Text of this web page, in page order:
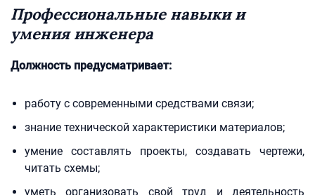
Профессиональные навыки и
умения инженера
Должность предусматривает:
работу с современными средствами связи;
знание технической характеристики материалов;
умение составлять проекты, создавать чертежи,
читать схемы;
уметь организовать свой труд и деятельность